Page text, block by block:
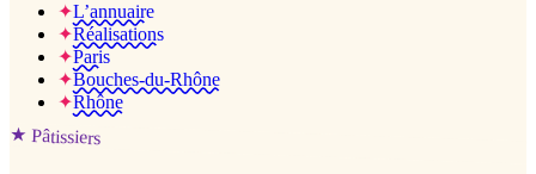
✦L’annuaire
✦Réalisations
✦Paris
✦Bouches-du-Rhône
✦Rhône
★ Pâtissiers